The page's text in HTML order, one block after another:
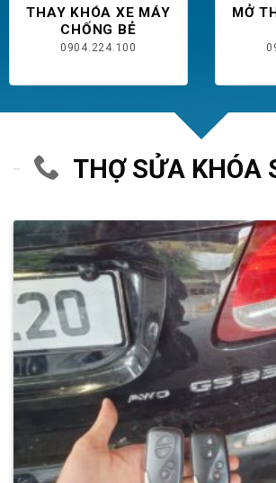
THAY KHÓA XE MÁY
CHỐNG BẺ
0904.224.100
MỞ
THỢ SỬA KHÓA